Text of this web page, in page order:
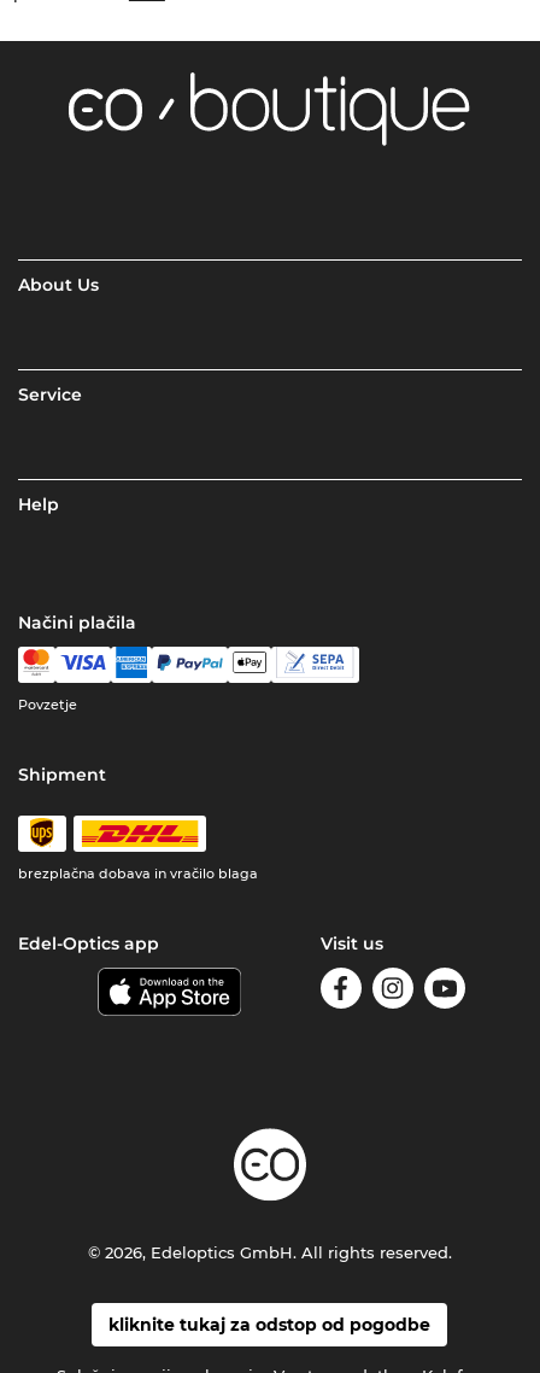
About Us
Service
Help
Načini plačila
Povzetje
Shipment
brezplačna dobava in vračilo blaga
Edel-Optics app Visit us
kliknite tukaj za odstop od pogodbe
© 2026, Edeloptics GmbH. All rights reserved.